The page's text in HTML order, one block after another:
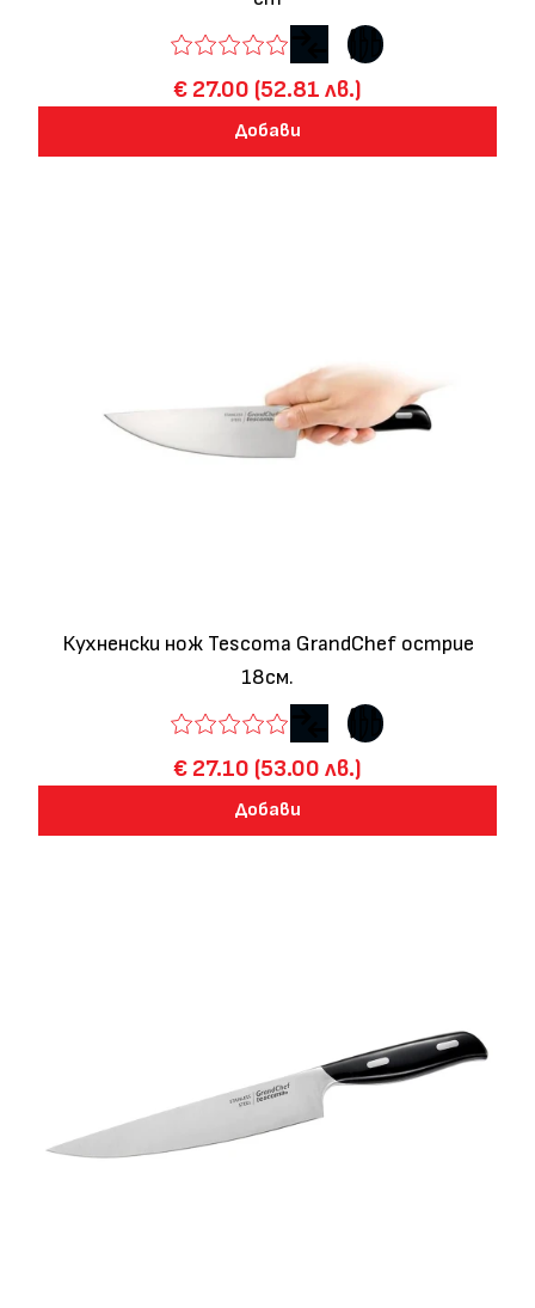
€ 27.00 (52.81 лв.)
Добави
Кухненски нож Tescoma GrandChef острие
18см.
€ 27.10 (53.00 лв.)
Добави